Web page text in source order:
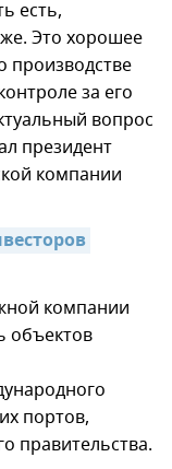
есть,
Это хорошее
производстве
за его
вопрос
президент
компании
компании
объектов
портов,
правительства.